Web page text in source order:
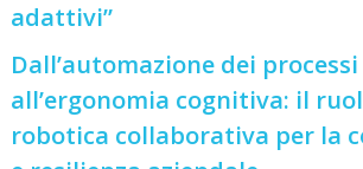
adattivi”
Dall’automazione dei processi
all’ergonomia cognitiva: il
robotica collaborativa per la